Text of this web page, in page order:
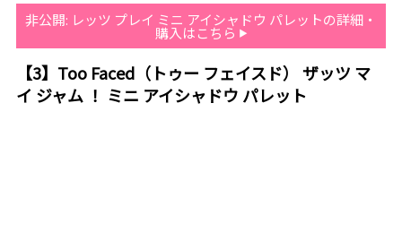
非公開: レッツ プレイ ミニ アイシャドウ パレットの詳細・
購入はこちら
【3】Too Faced（トゥー フェイスド） ザッツ マ
イ ジャム ！ ミニ アイシャドウ パレット